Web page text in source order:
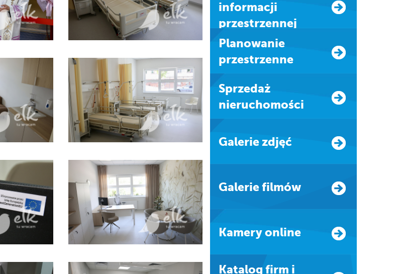
informacji
przestrzennej
Planowanie
przestrzenne
Sprzedaż
nieruchomości
Galerie zdjęć
Galerie filmów
Kamery online
Katalog firm i